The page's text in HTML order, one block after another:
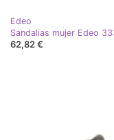
Edeo
Sandalias mujer Edeo
62,82 €